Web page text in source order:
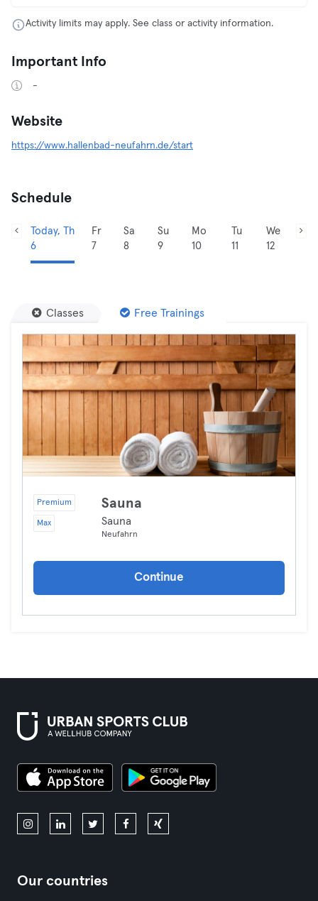
Activity limits may apply. See class or activity information.
Important Info
-
Website
https://www.hallenbad-neufahrn.de/start
Schedule
Today, Th
6
Fr
7
Sa
8
Su
9
Mo
10
Tu
11
We
12
Classes Free Trainings
Premium
Max
Sauna
Sauna
Neufahrn
Continue
Our countries